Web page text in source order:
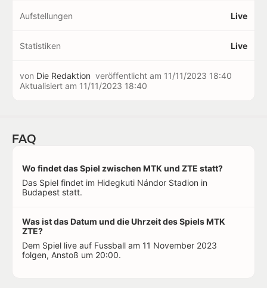
Aufstellungen Live
Statistiken Live
von Die Redaktion veröffentlicht am 11/11/2023 18:40
Aktualisiert am 11/11/2023 18:40
FAQ
Wo findet das Spiel zwischen MTK und ZTE statt?
Das Spiel findet im Hidegkuti Nándor Stadion in
Budapest statt.
Was ist das Datum und die Uhrzeit des Spiels MTK
ZTE?
Dem Spiel live auf Fussball am 11 November 2023
folgen, Anstoß um 20:00.